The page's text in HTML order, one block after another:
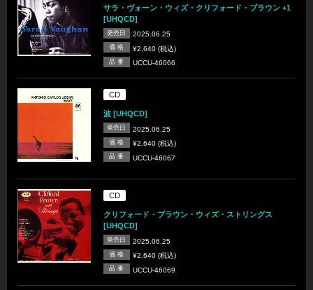
サラ・ヴォーン・ウィズ・クリフォード・ブラウン +1
[UHQCD]
発売日 2025.06.25
価 格 ¥2,640 (税込)
品 番 UCCU-46066
CD
波 [UHQCD]
発売日 2025.06.25
価 格 ¥2,640 (税込)
品 番 UCCU-46067
CD
クリフォード・ブラウン・ウィズ・ストリングス
[UHQCD]
発売日 2025.06.25
価 格 ¥2,640 (税込)
品 番 UCCU-46069